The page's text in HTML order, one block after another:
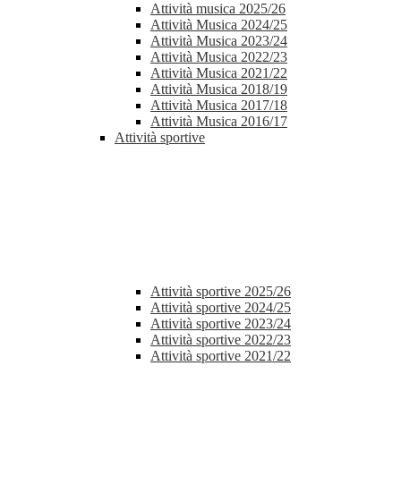
Attività musica 2025/26
Attività Musica 2024/25
Attività Musica 2023/24
Attività Musica 2022/23
Attività Musica 2021/22
Attività Musica 2018/19
Attività Musica 2017/18
Attività Musica 2016/17
Attività sportive
Attività sportive 2025/26
Attività sportive 2024/25
Attività sportive 2023/24
Attività sportive 2022/23
Attività sportive 2021/22